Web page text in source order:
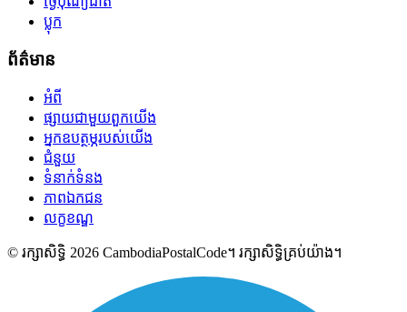
ប្លុក
ព័ត៌មាន
អំពី
ផ្សាយជាមួយពួកយើង
អ្នកឧបត្ថម្ភរបស់យើង
ជំនួយ
ទំនាក់ទំនង
ភាពឯកជន
លក្ខខណ្ឌ
© រក្សាសិទ្ធិ 2026 CambodiaPostalCode។ រក្សាសិទ្ធិគ្រប់យ៉ាង។